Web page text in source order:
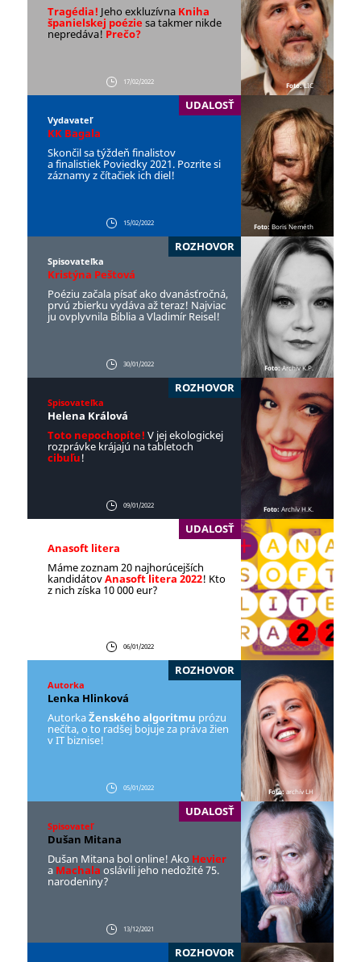
Tragédia! Jeho exkluzívna Kniha
španielskej poézie sa takmer nikde
nepredáva!Prečo?
17/02/2022 Foto:LIC
UDALOSŤ
Vydavateľ
KK Bagala
Skončil sa týždeň finalistov
a finalistiek Poviedky 2021. Pozrite si
záznamy z čítačiek ich diel!
15/02/2022 Foto:Boris Neméth
ROZHOVOR
Spisovateľka
Kristýna Peštová
Poéziu začala písať ako dvanásťročná,
prvú zbierku vydáva až teraz! Najviac
ju ovplyvnila Biblia a Vladimír Reisel!
30/01/2022 Foto:Archív K.P.
ROZHOVOR
Spisovateľka
Helena Králová
Toto nepochopíte! V jej ekologickej
rozprávke krájajú na tabletoch
cibuľu!
09/01/2022 Foto: Archív H.K.
UDALOSŤ
Anasoft litera
Máme zoznam 20 najhorúcejších
kandidátovAnasoft litera 2022! Kto
z nich získa 10 000 eur?
06/01/2022
ROZHOVOR
Autorka
Lenka Hlinková
AutorkaŽenského algoritmu prózu
nečíta, o to radšej bojuje za práva žien
v IT biznise!
05/01/2022 Foto:archív LH
UDALOSŤ
Spisovateľ
Dušan Mitana
Dušan Mitana bol online! Ako Hevier
a Machala oslávili jeho nedožité 75.
narodeniny?
13/12/2021
ROZHOVOR